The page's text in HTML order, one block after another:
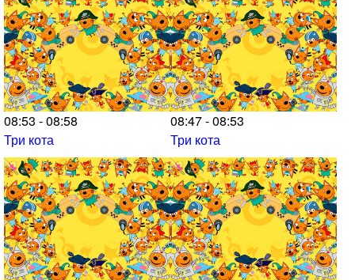
08:53 - 08:58
Три кота
08:47 - 08:53
Три кота